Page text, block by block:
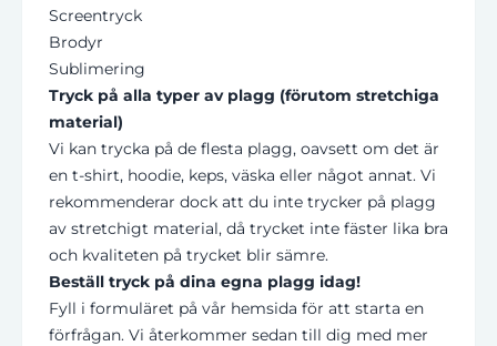
Screentryck
Brodyr
Sublimering
Tryck på alla typer av plagg (förutom stretchiga
material)
Vi kan trycka på de flesta plagg, oavsett om det är
en t-shirt, hoodie, keps, väska eller något annat. Vi
rekommenderar dock att du inte trycker på plagg
av stretchigt material, då trycket inte fäster lika bra
och kvaliteten på trycket blir sämre.
Beställ tryck på dina egna plagg idag!
Fyll i formuläret på vår hemsida för att starta en
förfrågan. Vi återkommer sedan till dig med mer